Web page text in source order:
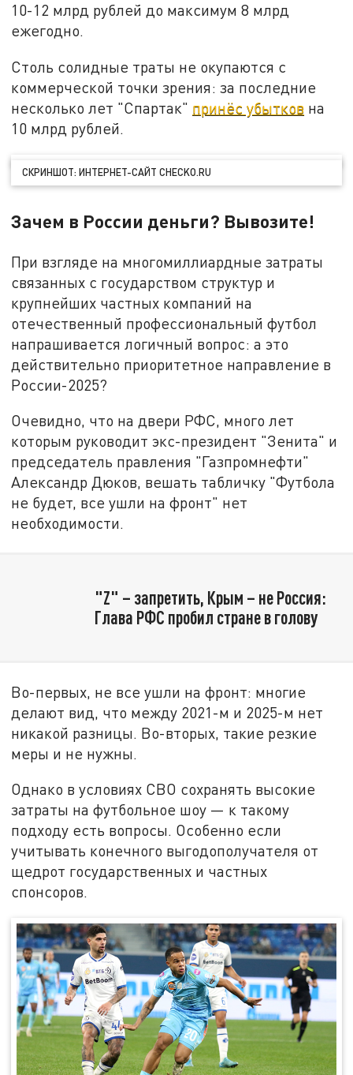
10-12 млрд рублей до максимум 8 млрд
ежегодно.
Столь солидные траты не окупаются с
коммерческой точки зрения: за последние
несколько лет "Спартак" принёс убытков на
10 млрд рублей.
СКРИНШОТ: ИНТЕРНЕТ-САЙТ CHECKO.RU
Зачем в России деньги? Вывозите!
При взгляде на многомиллиардные затраты
связанных с государством структур и
крупнейших частных компаний на
отечественный профессиональный футбол
напрашивается логичный вопрос: а это
действительно приоритетное направление в
России-2025?
Очевидно, что на двери РФС, много лет
которым руководит экс-президент "Зенита" и
председатель правления "Газпромнефти"
Александр Дюков, вешать табличку "Футбола
не будет, все ушли на фронт" нет
необходимости.
"Z" – запретить, Крым – не Россия:
Глава РФС пробил стране в голову
Во-первых, не все ушли на фронт: многие
делают вид, что между 2021-м и 2025-м нет
никакой разницы. Во-вторых, такие резкие
меры и не нужны.
Однако в условиях СВО сохранять высокие
затраты на футбольное шоу — к такому
подходу есть вопросы. Особенно если
учитывать конечного выгодополучателя от
щедрот государственных и частных
спонсоров.